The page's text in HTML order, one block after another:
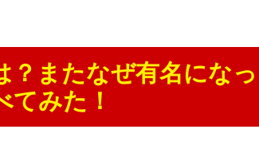
？またなぜ有名になっ
みた！